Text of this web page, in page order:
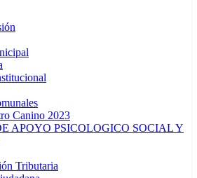
Canino 2023
APOYO PSICOLOGICO SOCIAL Y
Tributaria